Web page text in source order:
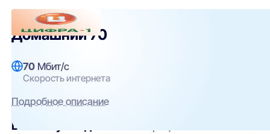
Цифра 1
Домашний 70
70 Мбит/с
Скорость интернета
Подробное описание
Вам могут подойти